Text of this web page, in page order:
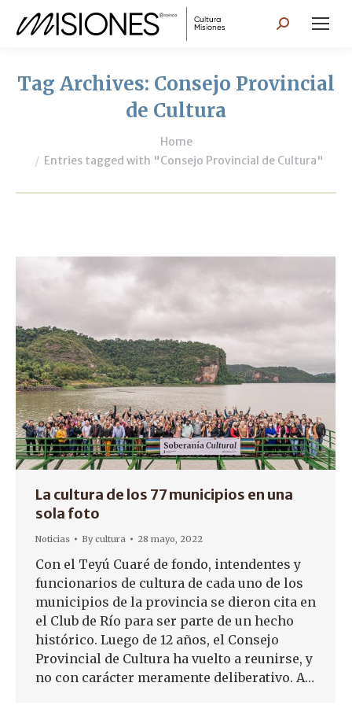
Search:
Tag Archives: Consejo Provincial
de Cultura
Home
Entries tagged with "Consejo Provincial de Cultura"
La cultura de los 77 municipios en una
sola foto
Noticias Bycultura 28 mayo, 2022
Con el Teyú Cuaré de fondo, intendentes y
funcionarios de cultura de cada uno de los
municipios de la provincia se dieron cita en
el Club de Río para ser parte de un hecho
histórico. Luego de 12 años, el Consejo
Provincial de Cultura ha vuelto a reunirse, y
no con carácter meramente deliberativo. A…